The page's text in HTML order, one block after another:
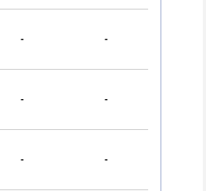
- -
- -
- -